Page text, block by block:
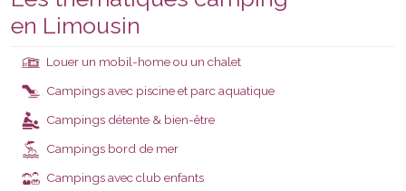
en Limousin
Louer un mobil-home ou un chalet
Campings avec piscine et parc aquatique
Campings détente & bien-être
Campings bord de mer
Campings avec club enfants